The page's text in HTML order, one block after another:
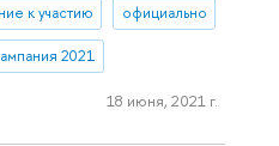
к участию официально
2021
18 июня, 2021 г.